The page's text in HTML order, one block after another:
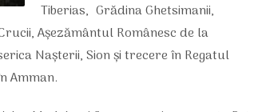
Tiberias, Grădina Ghetsimanii,
Așezământul Românesc de la
Nașterii, Sion și trecere în Regatul
Amman.